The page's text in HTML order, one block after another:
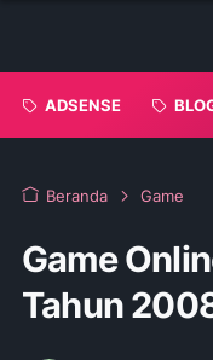
ADSENSE
Beranda Game
Game
Tahun